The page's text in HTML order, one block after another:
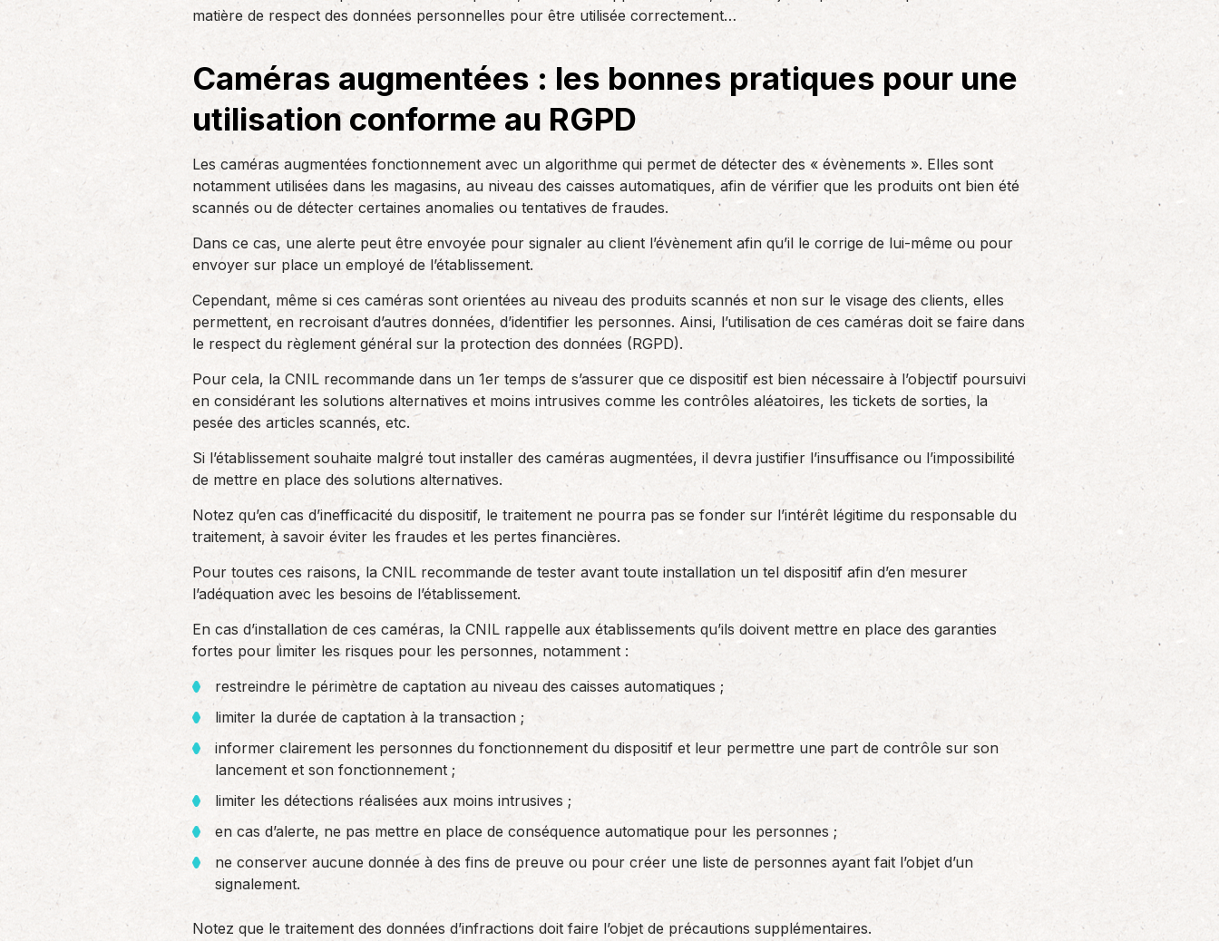
un nouvel associé…
de producteurs ou…
AS Entreprises vous…
des réglementations qui…
Accompagnement des
En tant qu’employeur, vous êtes soumis
à des obligations et à une légalisation
Solutions informatiques
Notre volonté de renforcer l’autonomie
de nos adhérents dans la tenue de leur
comptabilité et le…
matière de respect des données personnelles pour être utilisée correctement…
Caméras augmentées : les bonnes pratiques pour une
utilisation conforme au RGPD
Les caméras augmentées fonctionnement avec un algorithme qui permet de détecter des « évènements ». Elles sont
notamment utilisées dans les magasins, au niveau des caisses automatiques, afin de vérifier que les produits ont bien été
scannés ou de détecter certaines anomalies ou tentatives de fraudes.
Dans ce cas, une alerte peut être envoyée pour signaler au client l’évènement afin qu’il le corrige de lui-même ou pour
envoyer sur place un employé de l’établissement.
Cependant, même si ces caméras sont orientées au niveau des produits scannés et non sur le visage des clients, elles
permettent, en recroisant d’autres données, d’identifier les personnes. Ainsi, l’utilisation de ces caméras doit se faire dans
le respect du règlement général sur la protection des données (RGPD).
Pour cela, la CNIL recommande dans un 1er temps de s’assurer que ce dispositif est bien nécessaire à l’objectif poursuivi
en considérant les solutions alternatives et moins intrusives comme les contrôles aléatoires, les tickets de sorties, la
pesée des articles scannés, etc.
Si l’établissement souhaite malgré tout installer des caméras augmentées, il devra justifier l’insuffisance ou l’impossibilité
de mettre en place des solutions alternatives.
Notez qu’en cas d’inefficacité du dispositif, le traitement ne pourra pas se fonder sur l’intérêt légitime du responsable du
traitement, à savoir éviter les fraudes et les pertes financières.
Pour toutes ces raisons, la CNIL recommande de tester avant toute installation un tel dispositif afin d’en mesurer
l’adéquation avec les besoins de l’établissement.
En cas d’installation de ces caméras, la CNIL rappelle aux établissements qu’ils doivent mettre en place des garanties
fortes pour limiter les risques pour les personnes, notamment :
restreindre le périmètre de captation au niveau des caisses automatiques ;
limiter la durée de captation à la transaction ;
informer clairement les personnes du fonctionnement du dispositif et leur permettre une part de contrôle sur son
lancement et son fonctionnement ;
limiter les détections réalisées aux moins intrusives ;
en cas d’alerte, ne pas mettre en place de conséquence automatique pour les personnes ;
ne conserver aucune donnée à des fins de preuve ou pour créer une liste de personnes ayant fait l’objet d’un
signalement.
Notez que le traitement des données d’infractions doit faire l’objet de précautions supplémentaires.